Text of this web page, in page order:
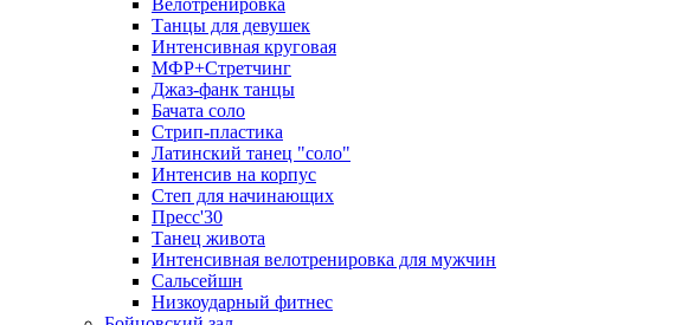
Велотренировка
Танцы для девушек
Интенсивная круговая
МФР+Стретчинг
Джаз-фанк танцы
Бачата соло
Стрип-пластика
Латинский танец "соло"
Интенсив на корпус
Степ для начинающих
Пресс'30
Танец живота
Интенсивная велотренировка для мужчин
Сальсейшн
Низкоударный фитнес